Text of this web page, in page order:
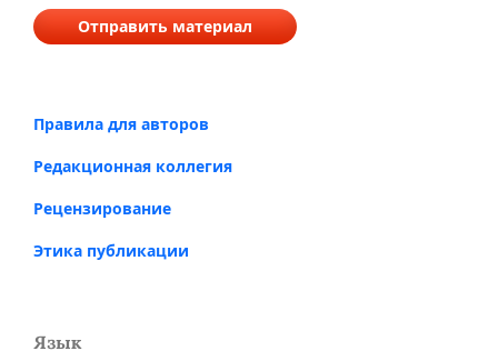
Отправить материал
Правила для авторов
Редакционная коллегия
Рецензирование
Этика публикации
Язык